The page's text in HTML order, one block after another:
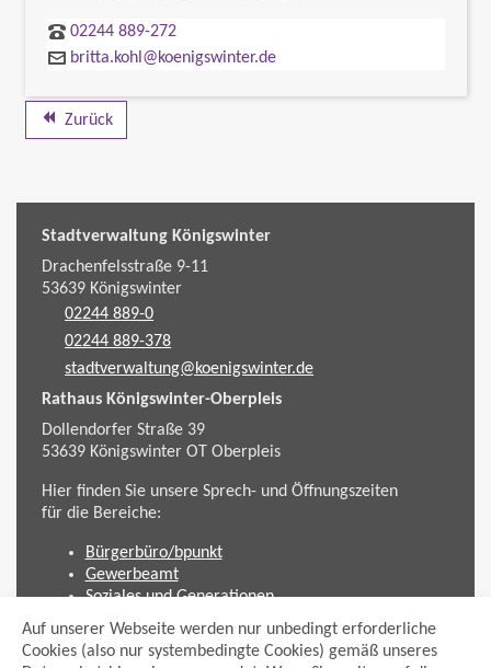
Auf unserer Webseite werden nur unbedingt erforderliche
Cookies (also nur systembedingte Cookies) gemäß unseres
02244 889-272
britta.kohl@koenigswinter.de
Zurück
Stadtverwaltung Königswinter
Drachenfelsstraße 9-11
53639Königswinter
02244 889-0
02244 889-378
stadtverwaltung@koenigswinter.de
Rathaus Königswinter-Oberpleis
Dollendorfer Straße 39
53639KönigswinterOT Oberpleis
Hier finden Sie unsere Sprech- und Öffnungszeiten
für die Bereiche:
Bürgerbüro/bpunkt
Gewerbeamt
Soziales und Generationen
Standesamt
Friedhofsverwaltung
Planen und Bauen (Bauamt)